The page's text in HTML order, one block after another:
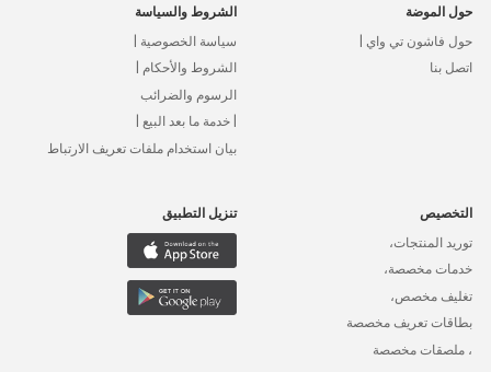
حول الموضة
حول فاشون تي واي |
اتصل بنا
الشروط والسياسة
سياسة الخصوصية |
الشروط والأحكام |
الرسوم والضرائب
| خدمة ما بعد البيع |
بيان استخدام ملفات تعريف الارتباط
التخصيص
توريد المنتجات،
خدمات مخصصة،
تغليف مخصص،
بطاقات تعريف مخصصة
، ملصقات مخصصة
تنزيل التطبيق